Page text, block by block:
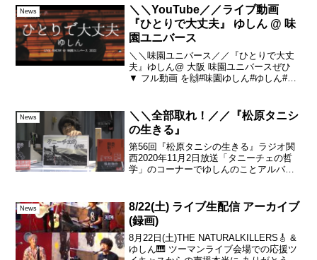
念ながらご来場が難しかった皆様も、少
しだけ雰...
News
＼＼YouTube／／ライブ動画
『ひとりで大丈夫』 ゆしん @ 味
園ユニバース
＼＼味園ユニバース／／『ひとりで大丈
夫』ゆしん@ 大阪 味園ユニバースぜひ
▼ フル動画 を🙌#味園ゆしん#ゆしん#バ
月2日(木)→ ゆしんの夜◆YouTu...
News
＼＼全部取れ！／／『松原タニシ
の生きる』
第56回『松原タニシの生きる』ラジオ関
西2020年11月2日放送「タニーチェの哲
学」のコーナーでゆしんのことアルバム
さんの温かいコメント本当に感謝ばかり
です。。エンディ...
News
8/22(土) ライブ生配信 アーカイブ
(録画)
8月22日(土)THE NATURALKILLERS🎸 &
ゆしん🎹 ツーマンライブ‬会場での応援ツ